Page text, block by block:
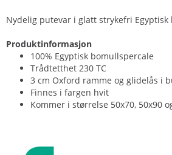
Nydelig putevar i glatt strykefri Egyptisk
Produktinformasjon
100% Egyptisk bomullspercale
Trådtetthet 230 TC
3 cm Oxford ramme og glidelås i
Finnes i fargen hvit
Kommer i størrelse 50x70, 50x90